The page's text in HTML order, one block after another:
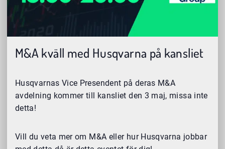
M&A kväll med Husqvarna på kansliet
Husqvarnas Vice Presendent på deras M&A
avdelning kommer till kansliet den 3 maj, missa inte
detta!
Vill du veta mer om M&A eller hur Husqvarna jobbar